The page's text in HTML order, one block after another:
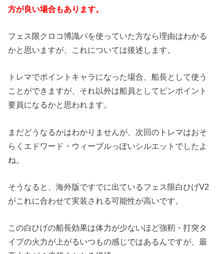
方が良い場合もあります。
フェス限クロコ博識パを使っていた方なら理由はわかる
かと思いますが、これについては後述します。
トレマでポイントキャラになった場合、船長として使う
ことができますが、それ以外は船員としてピンポイント
要員になるかと思われます。
まだどうなるかはわかりませんが、次回のトレマはおそ
らくエドワード・ウィーブルっぽいシルエットでしたよ
ね。
そうなると、海外版ですでに出ているフェス限白ひげV2
がこれに合わせて実装される可能性が高いです。
この白ひげの船長効果は体力が少ないほど強靭・打突タ
イプの火力が上がるいつもの感じではあるんですが、最